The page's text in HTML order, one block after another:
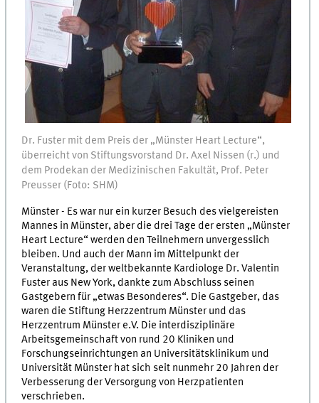
Dr. Fuster mit dem Preis der „Münster Heart Lecture“,
überreicht von Stiftungsvorstand Dr. Axel Nissen (r.) und
dem Prodekan der Medizinischen Fakultät, Prof. Peter
Preusser (Foto: SHM)
Münster - Es war nur ein kurzer Besuch des vielgereisten
Mannes in Münster, aber die drei Tage der ersten „Münster
Heart Lecture“ werden den Teilnehmern unvergesslich
bleiben. Und auch der Mann im Mittelpunkt der
Veranstaltung, der weltbekannte Kardiologe Dr. Valentin
Fuster aus New York, dankte zum Abschluss seinen
Gastgebern für „etwas Besonderes“. Die Gastgeber, das
waren die Stiftung Herzzentrum Münster und das
Herzzentrum Münster e.V. Die interdisziplinäre
Arbeitsgemeinschaft von rund 20 Kliniken und
Forschungseinrichtungen an Universitätsklinikum und
Universität Münster hat sich seit nunmehr 20 Jahren der
Verbesserung der Versorgung von Herzpatienten
verschrieben.